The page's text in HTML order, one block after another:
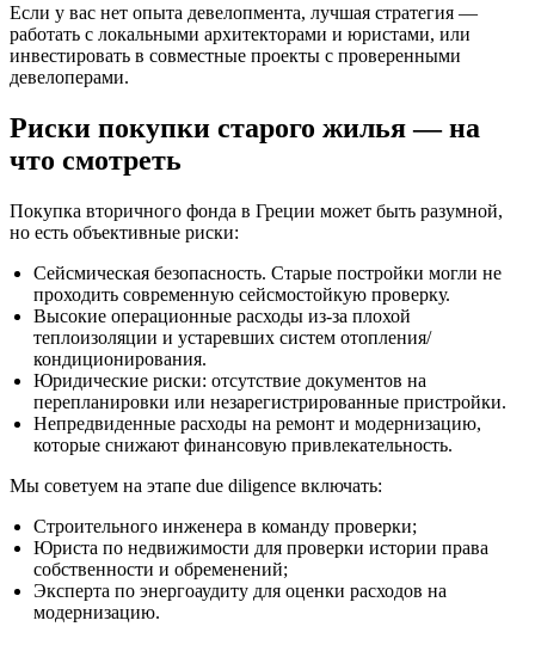
Если у вас нет опыта девелопмента, лучшая стратегия —
работать с локальными архитекторами и юристами, или
инвестировать в совместные проекты с проверенными
девелоперами.
Риски покупки старого жилья — на
что смотреть
Покупка вторичного фонда в Греции может быть разумной,
но есть объективные риски:
Сейсмическая безопасность. Старые постройки могли не
проходить современную сейсмостойкую проверку.
Высокие операционные расходы из‑за плохой
теплоизоляции и устаревших систем отопления/
кондиционирования.
Юридические риски: отсутствие документов на
перепланировки или незарегистрированные пристройки.
Непредвиденные расходы на ремонт и модернизацию,
которые снижают финансовую привлекательность.
Мы советуем на этапе due diligence включать:
Строительного инженера в команду проверки;
Юриста по недвижимости для проверки истории права
собственности и обременений;
Эксперта по энергоаудиту для оценки расходов на
модернизацию.